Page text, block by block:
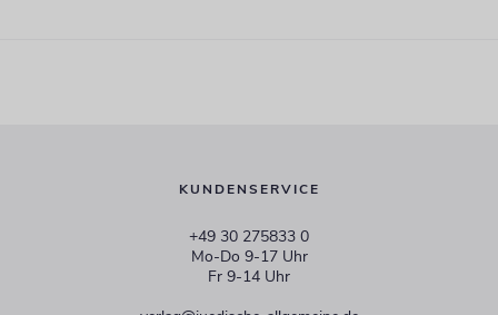
KUNDENSERVICE
+49 30 275833 0
Mo-Do 9-17 Uhr
Fr 9-14 Uhr